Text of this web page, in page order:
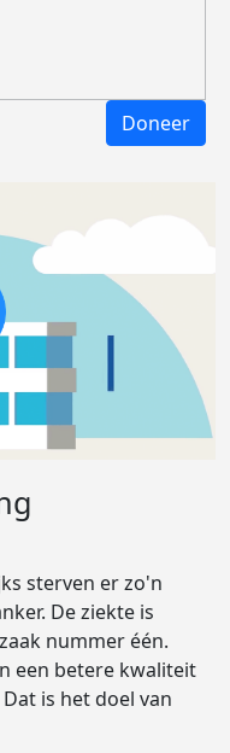
Doneer
sterven er zo'n
De ziekte is
nummer één.
een betere kwaliteit
is het doel van